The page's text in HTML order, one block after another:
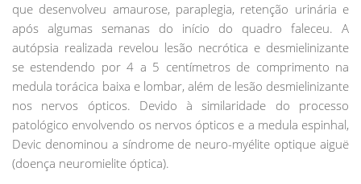
que desenvolveu amaurose, paraplegia, retenção urinária e
após algumas semanas do início do quadro faleceu. A
autópsia realizada revelou lesão necrótica e desmielinizante
se estendendo por 4 a 5 centímetros de comprimento na
medula torácica baixa e lombar, além de lesão desmielinizante
nos nervos ópticos. Devido à similaridade do processo
patológico envolvendo os nervos ópticos e a medula espinhal,
Devic denominou a síndrome de neuro-myélite optique aiguë
(doença neuromielite óptica).